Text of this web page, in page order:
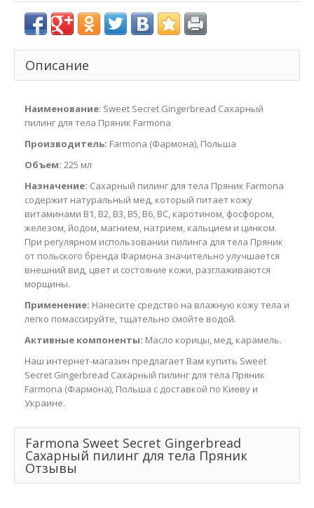
Описание
Наименование: Sweet Secret Gingerbread Сахарный
пилинг для тела Пряник Farmona
Производитель: Farmona (Фармона), Польша
Объем: 225 мл
Назначение: Сахарный пилинг для тела Пряник Farmona
содержит натуральный мед, который питает кожу
витаминами B1, B2, В3, B5, B6, ВС, каротином, фосфором,
железом, йодом, магнием, натрием, кальцием и цинком.
При регулярном использовании пилинга для тела Пряник
от польского бренда Фармона значительно улучшается
внешний вид, цвет и состояние кожи, разглаживаются
морщины.
Применение: Нанесите средство на влажную кожу тела и
легко помассируйте, тщательно смойте водой.
Активные компоненты: Масло корицы, мед, карамель.
Наш интернет-магазин предлагает Вам купить Sweet
Secret Gingerbread Сахарный пилинг для тела Пряник
Farmona (Фармона), Польша с доставкой по Киеву и
Украине.
Farmona Sweet Secret Gingerbread
Сахарный пилинг для тела Пряник
Отзывы